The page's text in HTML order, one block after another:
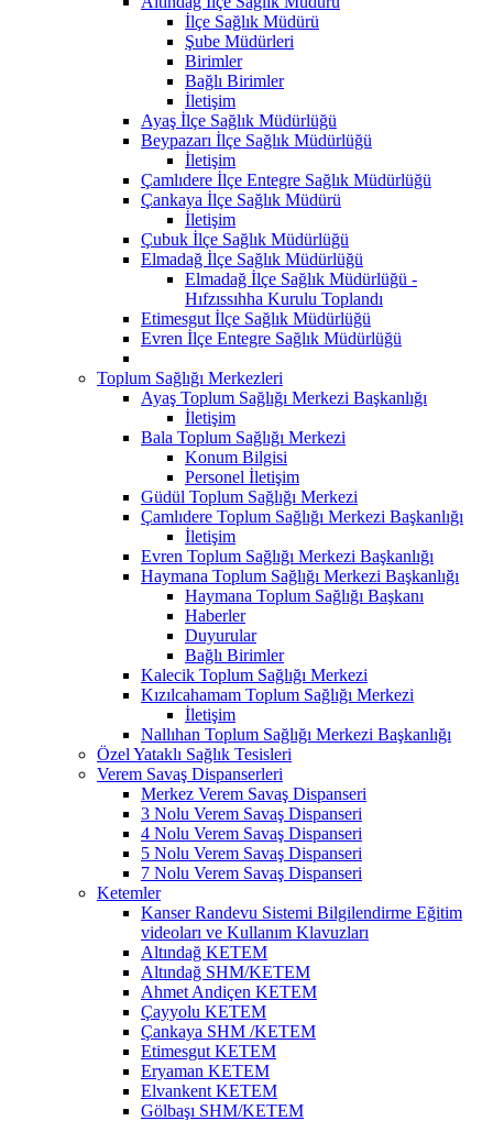
İlçe Sağlık Müdürü
Şube Müdürleri
Birimler
Bağlı Birimler
İletişim
Ayaş İlçe Sağlık Müdürlüğü
Beypazarı İlçe Sağlık Müdürlüğü
İletişim
Çamlıdere İlçe Entegre Sağlık Müdürlüğü
Çankaya İlçe Sağlık Müdürü
İletişim
Çubuk İlçe Sağlık Müdürlüğü
Elmadağ İlçe Sağlık Müdürlüğü
Elmadağ İlçe Sağlık Müdürlüğü -
Hıfzıssıhha Kurulu Toplandı
Etimesgut İlçe Sağlık Müdürlüğü
Evren İlçe Entegre Sağlık Müdürlüğü
Toplum Sağlığı Merkezleri
Ayaş Toplum Sağlığı Merkezi Başkanlığı
İletişim
Bala Toplum Sağlığı Merkezi
Konum Bilgisi
Personel İletişim
Güdül Toplum Sağlığı Merkezi
Çamlıdere Toplum Sağlığı Merkezi Başkanlığı
İletişim
Evren Toplum Sağlığı Merkezi Başkanlığı
Haymana Toplum Sağlığı Merkezi Başkanlığı
Haymana Toplum Sağlığı Başkanı
Haberler
Duyurular
Bağlı Birimler
Kalecik Toplum Sağlığı Merkezi
Kızılcahamam Toplum Sağlığı Merkezi
İletişim
Nallıhan Toplum Sağlığı Merkezi Başkanlığı
Özel Yataklı Sağlık Tesisleri
Verem Savaş Dispanserleri
Merkez Verem Savaş Dispanseri
3 Nolu Verem Savaş Dispanseri
4 Nolu Verem Savaş Dispanseri
5 Nolu Verem Savaş Dispanseri
7 Nolu Verem Savaş Dispanseri
Ketemler
Kanser Randevu Sistemi Bilgilendirme Eğitim
videoları ve Kullanım Klavuzları
Altındağ KETEM
Altındağ SHM/KETEM
Ahmet Andiçen KETEM
Çayyolu KETEM
Çankaya SHM /KETEM
Etimesgut KETEM
Eryaman KETEM
Elvankent KETEM
Gölbaşı SHM/KETEM